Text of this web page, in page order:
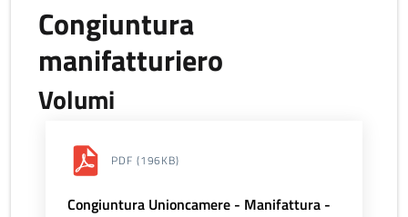
Congiuntura
manifatturiero
Volumi
PDF (196KB)
Congiuntura Unioncamere - Manifattura -